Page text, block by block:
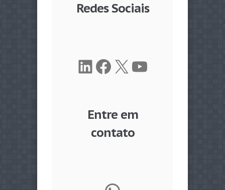
Redes Sociais
LinkedIn
Facebook
X Youtube
Entre em
contato